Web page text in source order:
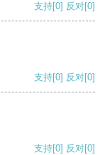
支持[0] 反对[0]
支持[0] 反对[0]
支持[0] 反对[0]